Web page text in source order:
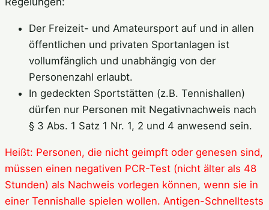
Der Freizeit- und Amateursport auf und in allen
öffentlichen und privaten Sportanlagen ist
vollumfänglich und unabhängig von der
Personenzahl erlaubt.
In gedeckten Sportstätten (z.B. Tennishallen)
dürfen nur Personen mit Negativnachweis nach
§ 3 Abs. 1 Satz 1 Nr. 1, 2 und 4 anwesend sein.
Heißt: Personen, die nicht geimpft oder genesen sind,
müssen einen negativen PCR-Test (nicht älter als 48
Stunden) als Nachweis vorlegen können, wenn sie in
einer Tennishalle spielen wollen. Antigen-Schnelltests